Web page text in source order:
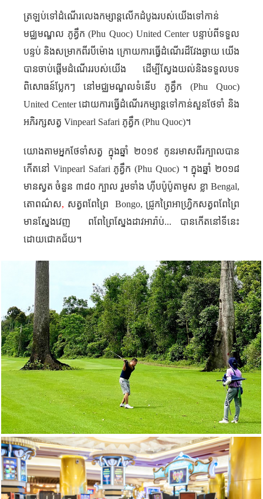
ត្រឡប់ទៅដំណើរលេងកម្សាន្តលើកដំបូងរបស់យើងទៅកាន់
មជ្ឈមណ្ឌល ភូគ្វឹក (Phu Quoc) United Centerបន្ទាប់ពីទទួល​
បន្ទប់ និងសម្រាកពីរបីម៉ោង ក្រោយការធ្វើដំណើរដ៏វែងឆ្ងាយ យើង
បានចាប់ផ្តើមដំណើររបស់យើង ដើម្បីស្វែងយល់និងទទួលបទ
ពិសោធន៍ប្លែកៗ នៅមជ្ឈមណ្ឌល​ទំនើប ភូគ្វឹក (Phu Quoc)
United Centerដោយការធ្វើដំណើរកម្សាន្តទៅកាន់សួនថែទាំ និង
អភិរក្សសត្វ Vinpearl Safari ភូគ្វឹក (Phu Quoc)។
យោងតាមអ្នកថែទាំសត្វ ក្នុងឆ្នាំ ២០១៩ កូនរមាសពីរក្បាលបាន
កើតនៅ Vinpearl Safariភូគ្វឹក (Phu Quoc) ។ ក្នុងឆ្នាំ ២០១៨
មានស្វត ចំនួន ៣៨០ ក្បាល រួមទាំង ហ៊ីបប៉ូប៉ូតាមូស ខ្លា Bengal,
តោពណ៌ស, សត្វពពែព្រៃ Bongo, ជ្រូកព្រៃអាហ្រ្វិកសត្វពពែព្រៃ
មានស្នែងវេញ ពពែព្រៃ​ស្នែងដាវអារ៉ាប់... បានកើតនៅទីនេះ
ដោយជោគជ័យ។